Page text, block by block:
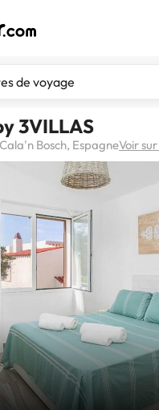
de voyage
3VILLAS
Bosch, EspagneVoir